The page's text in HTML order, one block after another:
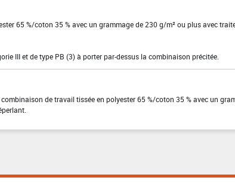
65 %/coton 35 % avec un grammage de 230 g/m² ou plus avec
III et de type PB (3) à porter par-dessus la combinaison précitée.
de travail tissée en polyester 65 %/coton 35 % avec un